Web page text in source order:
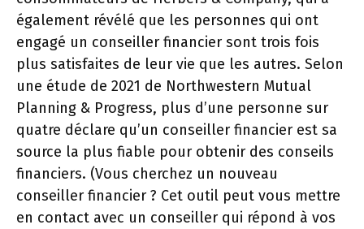
également révélé que les personnes qui ont
engagé un conseiller financier sont trois fois
plus satisfaites de leur vie que les autres. Selon
une étude de 2021 de Northwestern Mutual
Planning & Progress, plus d’une personne sur
quatre déclare qu’un conseiller financier est sa
source la plus fiable pour obtenir des conseils
financiers. (Vous cherchez un nouveau
conseiller financier ? Cet outil peut vous mettre
en contact avec un conseiller qui répond à vos